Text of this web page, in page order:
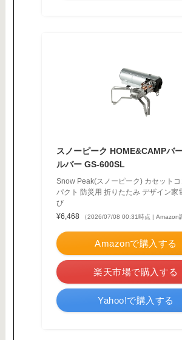
スノーピーク HOME&CAMPバ
ルバー GS-600SL
Snow Peak(スノーピーク) カセットコ
パクト 防災用 折りたたみ デザイン家
び
¥6,468
（2026/07/08 00:31時点 | Amazon
Amazonで購入する
楽天市場で購入する
Yahoo!で購入する